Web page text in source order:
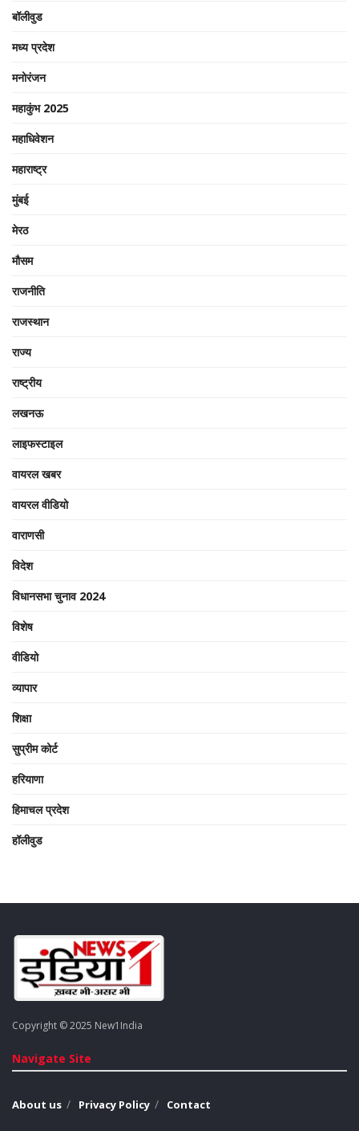
बॉलीवुड
मध्य प्रदेश
मनोरंजन
महाकुंभ 2025
महाधिवेशन
महाराष्ट्र
मुंबई
मेरठ
मौसम
राजनीति
राजस्थान
राज्य
राष्ट्रीय
लखनऊ
लाइफस्टाइल
वायरल खबर
वायरल वीडियो
वाराणसी
विदेश
विधानसभा चुनाव 2024
विशेष
वीडियो
व्यापार
शिक्षा
सुप्रीम कोर्ट
हरियाणा
हिमाचल प्रदेश
हॉलीवुड
Copyright © 2025 New1India
Navigate Site
About us Privacy Policy Contact